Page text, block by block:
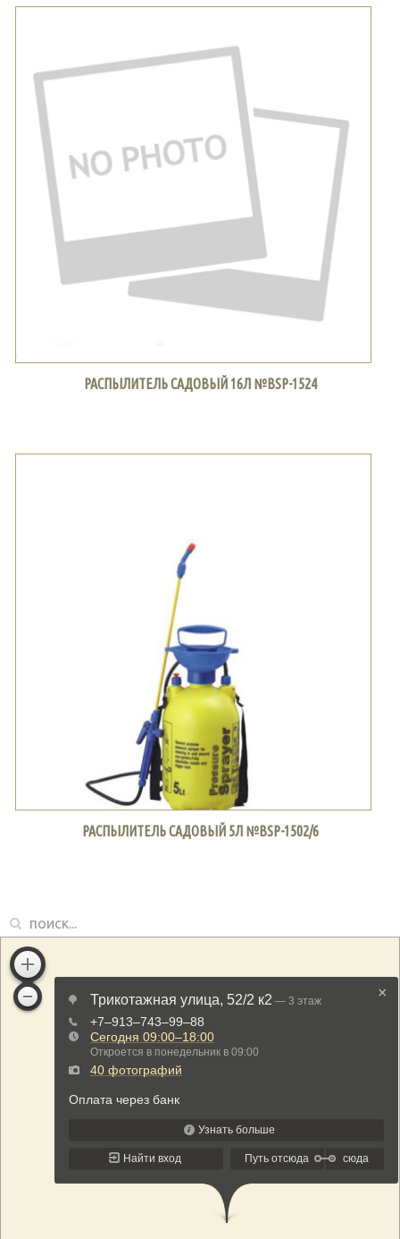
РАСПЫЛИТЕЛЬ САДОВЫЙ 16Л №BSP-1524
РАСПЫЛИТЕЛЬ САДОВЫЙ 5Л №BSP-1502/6